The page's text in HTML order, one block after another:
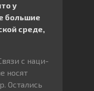
у
большие
среде,
с наци-
носят
Остались